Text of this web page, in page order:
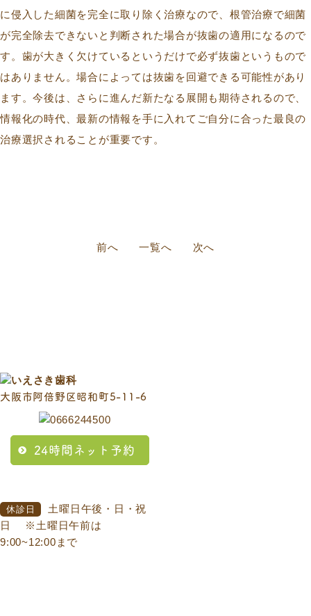
に侵入した細菌を完全に取り除く治療なので、根管治療で細菌
が完全除去できないと判断された場合が抜歯の適用になるので
す。歯が大きく欠けているというだけで必ず抜歯というもので
はありません。場合によっては抜歯を回避できる可能性があり
ます。今後は、さらに進んだ新たなる展開も期待されるので、
情報化の時代、最新の情報を手に入れてご自分に合った最良の
治療選択されることが重要です。
前へ 一覧へ 次へ
大阪市阿倍野区昭和町5-11-6
24時間ネット予約
休診日
土曜日午後・日・祝
日
※土曜日午前は
9:00~12:00まで